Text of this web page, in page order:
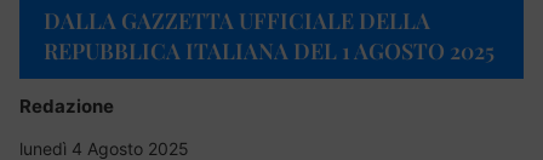
DALLA GAZZETTA UFFICIALE DELLA
REPUBBLICA ITALIANA DEL 1 AGOSTO 2025
Redazione
lunedì 4 Agosto 2025